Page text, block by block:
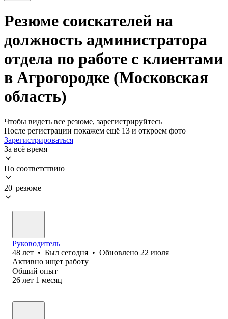
Резюме соискателей на
должность администратора
отдела по работе с клиентами
в Агрогородке (Московская
область)
Чтобы видеть все резюме, зарегистрируйтесь
После регистрации покажем ещё 13 и откроем фото
Зарегистрироваться
За всё время
По соответствию
20 резюме
Руководитель
48 лет • Был сегодня • Обновлено 22 июля
Активно ищет работу
Общий опыт
26 лет 1 месяц